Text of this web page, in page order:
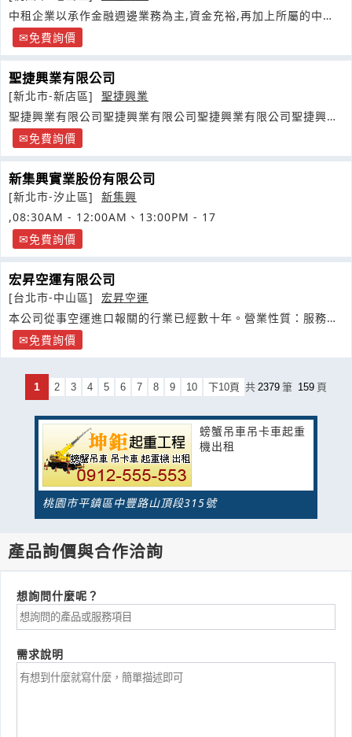
中租企業以承作金融週邊業務為主,資金充裕,再加上所屬的中信
企業團更是國內工商界首區一指的
免費詢價
聖捷興業有限公司
[新北市-新店區]
聖捷興業
聖捷興業有限公司聖捷興業有限公司聖捷興業有限公司聖捷興業
有限公司
免費詢價
新集興實業股份有限公司
[新北市-汐止區]
新集興
,08:30AM - 12:00AM、13:00PM - 17
免費詢價
宏昇空運有限公司
[台北市-中山區]
宏昇空運
本公司從事空運進口報關的行業已經數十年。營業性質：服務
業。商品類別
免費詢價
1 2 3 4 5 6 7 8 9 10 下10頁 共 2379 筆 159 頁
螃蟹吊車吊卡車起重
機出租
桃園市平鎮區中豐路山頂段315號
產品詢價與合作洽詢
想詢問什麼呢？
需求說明